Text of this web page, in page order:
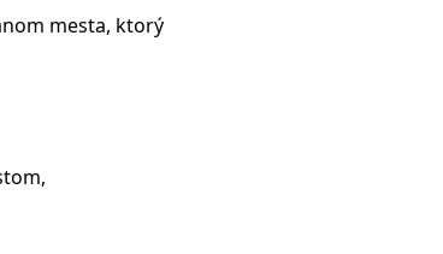
mesta, ktorý